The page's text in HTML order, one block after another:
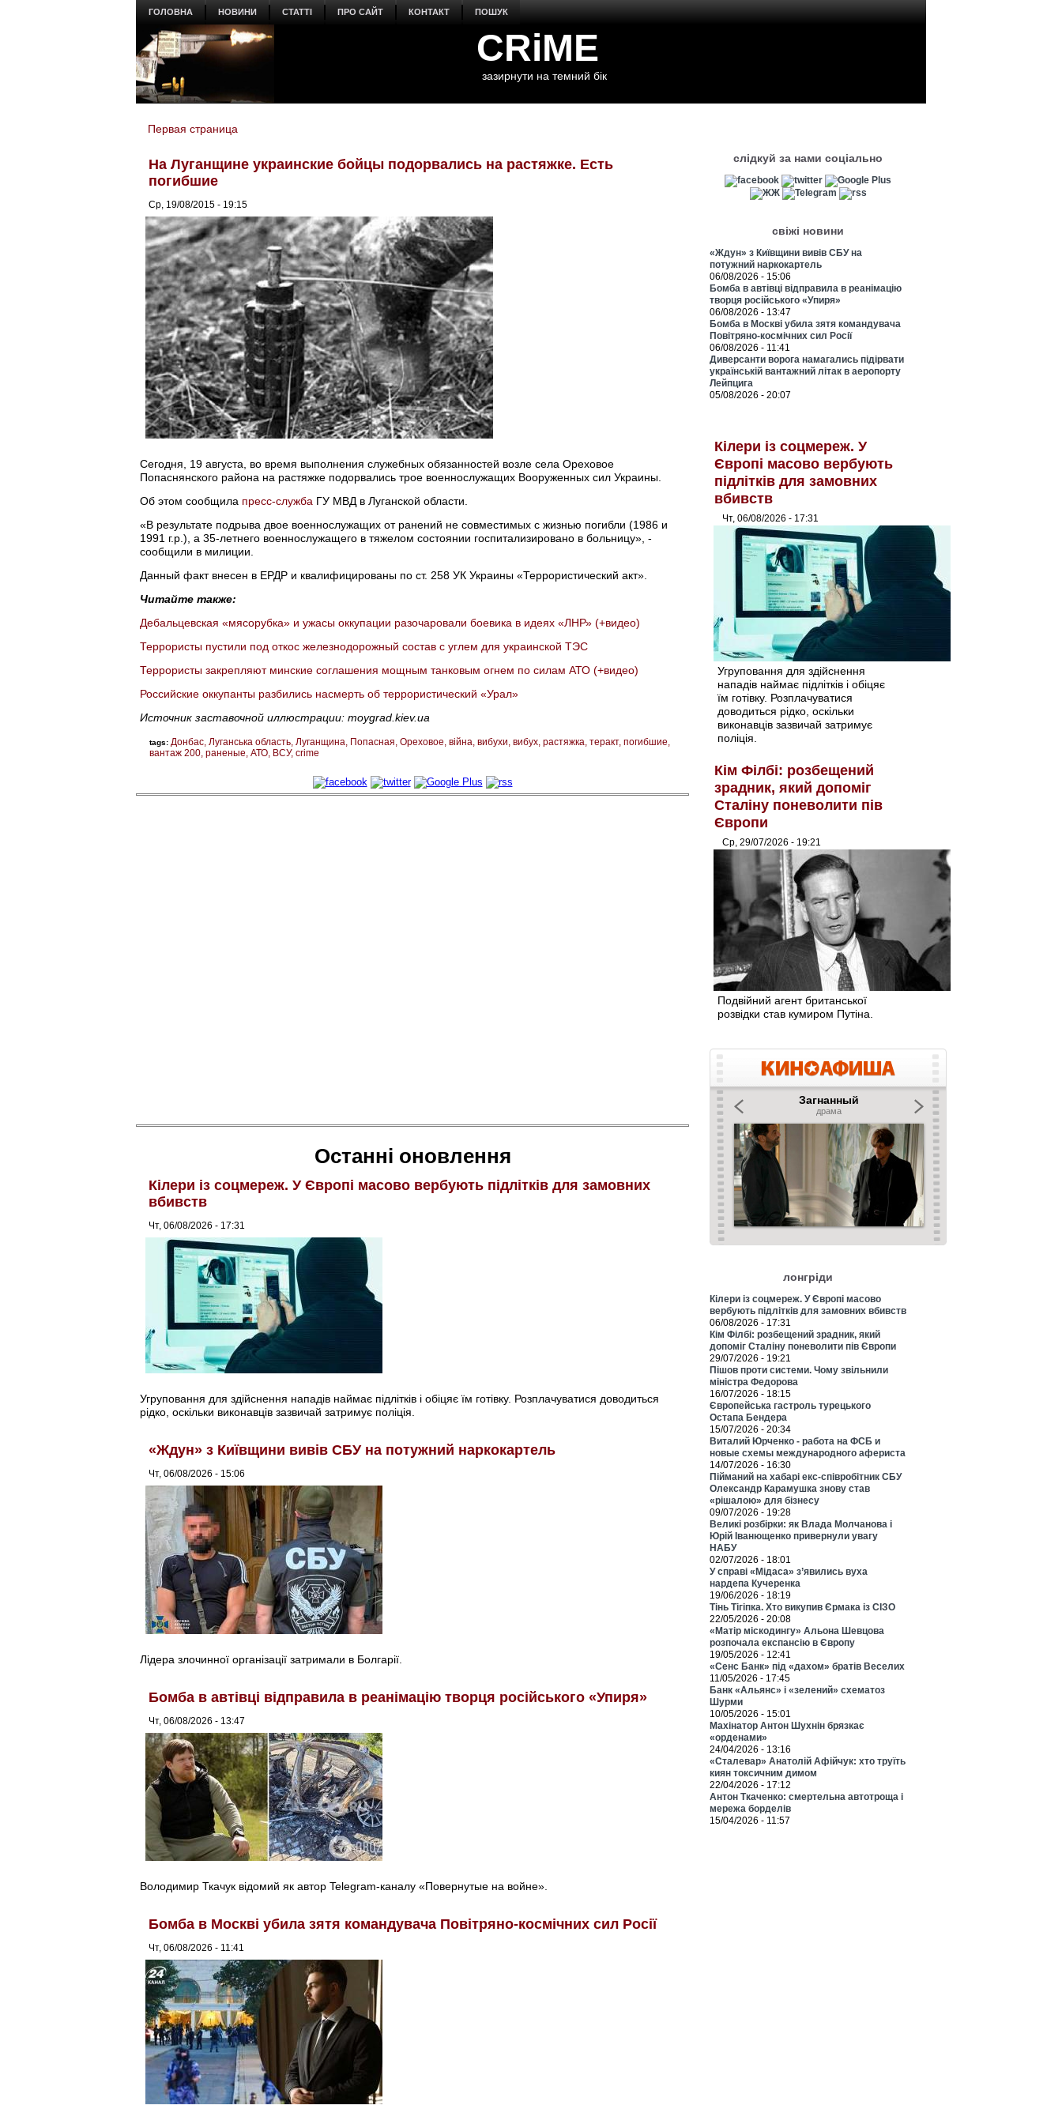
ГОЛОВНА НОВИНИ СТАТТІ ПРО САЙТ КОНТАКТ ПОШУК
CRiME
зазирнути на темний бік
You are here
Первая страница
На Луганщине украинские бойцы подорвались на растяжке. Есть
погибшие
Ср, 19/08/2015 - 19:15
Сегодня, 19 августа, во время выполнения служебных обязанностей возле села Ореховое
Попаснянского района на растяжке подорвались трое военнослужащих Вооруженных сил Украины.
Об этом сообщила пресс-служба ГУ МВД в Луганской области.
«В результате подрыва двое военнослужащих от ранений не совместимых с жизнью погибли (1986 и
1991 г.р.), а 35-летнего военнослужащего в тяжелом состоянии госпитализировано в больницу», -
сообщили в милиции.
Данный факт внесен в ЕРДР и квалифицированы по ст. 258 УК Украины «Террористический акт».
Читайте также:
Дебальцевская «мясорубка» и ужасы оккупации разочаровали боевика в идеях «ЛНР» (+видео)
Террористы пустили под откос железнодорожный состав с углем для украинской ТЭС
Террористы закрепляют минские соглашения мощным танковым огнем по силам АТО (+видео)
Российские оккупанты разбились насмерть об террористический «Урал»
Источник заставочной иллюстрации: moygrad.kiev.ua
tags: Донбас Луганська область Луганщина Попасная Ореховое війна вибухи вибух растяжка теракт погибшие
вантаж 200 раненые АТО ВСУ crime
Останні оновлення
Кілери із соцмереж. У Європі масово вербують підлітків для замовних
вбивств
Чт, 06/08/2026 - 17:31
Угруповання для здійснення нападів наймає підлітків і обіцяє їм готівку. Розплачуватися доводиться
рідко, оскільки виконавців зазвичай затримує поліція.
«Ждун» з Київщини вивів СБУ на потужний наркокартель
Чт, 06/08/2026 - 15:06
Лідера злочинної організації затримали в Болгарії.
Бомба в автівці відправила в реанімацію творця російського «Упиря»
Чт, 06/08/2026 - 13:47
Володимир Ткачук відомий як автор Telegram-каналу «Повернутые на войне».
Бомба в Москві убила зятя командувача Повітряно-космічних сил Росії
Чт, 06/08/2026 - 11:41
слідкуй за нами соціально
свіжі новини
«Ждун» з Київщини вивів СБУ на
потужний наркокартель
06/08/2026 - 15:06
Бомба в автівці відправила в реанімацію
творця російського «Упиря»
06/08/2026 - 13:47
Бомба в Москві убила зятя командувача
Повітряно-космічних сил Росії
06/08/2026 - 11:41
Диверсанти ворога намагались підірвати
українській вантажний літак в аеропорту
Лейпцига
05/08/2026 - 20:07
Кілери із соцмереж. У
Європі масово вербують
підлітків для замовних
вбивств
Чт, 06/08/2026 - 17:31
Угруповання для здійснення
нападів наймає підлітків і обіцяє
їм готівку. Розплачуватися
доводиться рідко, оскільки
виконавців зазвичай затримує
поліція.
Кім Філбі: розбещений
зрадник, який допоміг
Сталіну поневолити пів
Європи
Ср, 29/07/2026 - 19:21
Подвійний агент британської
розвідки став кумиром Путіна.
лонгріди
Кілери із соцмереж. У Європі масово
вербують підлітків для замовних вбивств
06/08/2026 - 17:31
Кім Філбі: розбещений зрадник, який
допоміг Сталіну поневолити пів Європи
29/07/2026 - 19:21
Пішов проти системи. Чому звільнили
міністра Федорова
16/07/2026 - 18:15
Європейська гастроль турецького
Остапа Бендера
15/07/2026 - 20:34
Виталий Юрченко - работа на ФСБ и
новые схемы международного афериста
14/07/2026 - 16:30
Пійманий на хабарі екс-співробітник СБУ
Олександр Карамушка знову став
«рішалою» для бізнесу
09/07/2026 - 19:28
Великі розбірки: як Влада Молчанова і
Юрій Іванющенко привернули увагу
НАБУ
02/07/2026 - 18:01
У справі «Мідаса» з’явились вуха
нардепа Кучеренка
19/06/2026 - 18:19
Тінь Тігіпка. Хто викупив Єрмака із СІЗО
22/05/2026 - 20:08
«Матір міскодингу» Альона Шевцова
розпочала експансію в Європу
19/05/2026 - 12:41
«Сенс Банк» під «дахом» братів Веселих
11/05/2026 - 17:45
Банк «Альянс» і «зелений» схематоз
Шурми
10/05/2026 - 15:01
Махінатор Антон Шухнін брязкає
«орденами»
24/04/2026 - 13:16
«Сталевар» Анатолій Афійчук: хто труїть
киян токсичним димом
22/04/2026 - 17:12
Антон Ткаченко: смертельна автотроща і
мережа борделів
15/04/2026 - 11:57